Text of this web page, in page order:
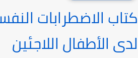
كتاب الاضطرابات
لدى الأطفال اللاجئين